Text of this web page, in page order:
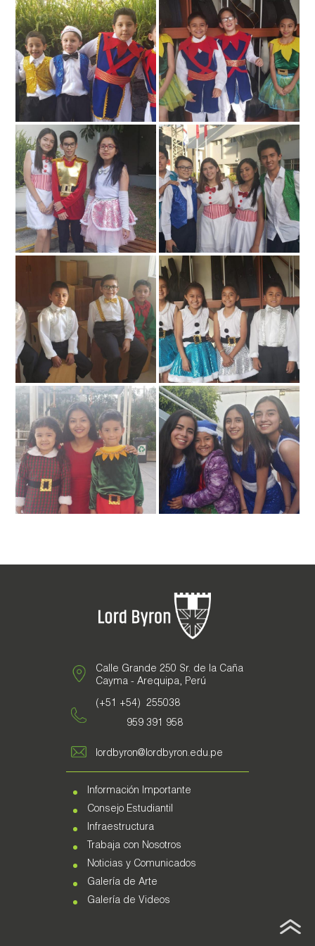
Galería de Fotos
Documentarios
80302415_2849770965085282_1628801587491110912_o_0.jpg
80390974_2849771201751925_6366474157944733696_o_0.jpg
79470060_2849771358418576_585607735563780096_o_0.jpg
Calle Grande 250 Sr. de la Caña
Cayma - Arequipa, Perú
(+51 +54) 255038
959 391 958
lordbyron@lordbyron.edu.pe
Información Importante
Consejo Estudiantil
Infraestructura
Trabaja con Nosotros
Noticias y Comunicados
Galería de Arte
Galería de Videos